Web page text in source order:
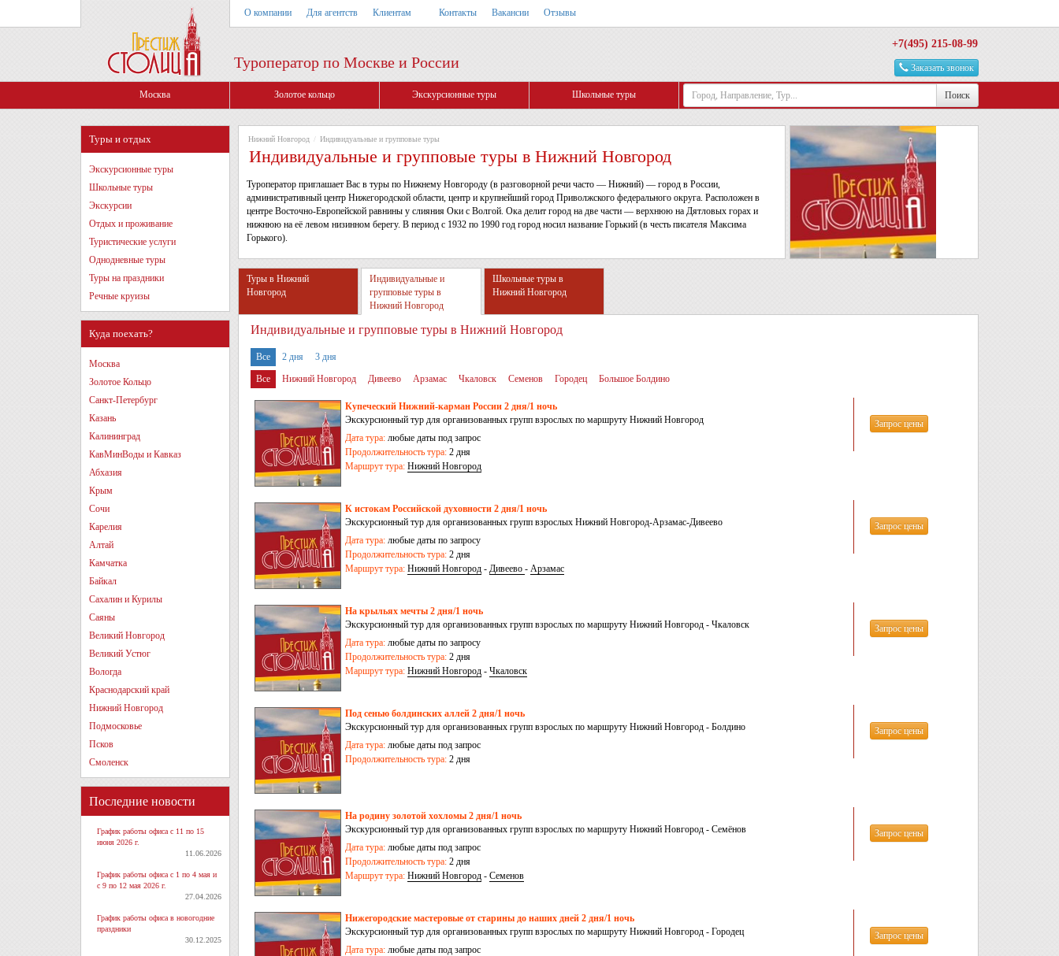
О компании Для агентств Клиентам Контакты Вакансии Отзывы
Туроператор по Москве и России
+7(495) 215-08-99
Заказать звонок
Москва Золотое кольцо Экскурсионные туры Школьные туры Поиск
Туры и отдых
Экскурсионные туры
Школьные туры
Экскурсии
Отдых и проживание
Туристические услуги
Однодневные туры
Туры на праздники
Речные круизы
Куда поехать?
Москва
Золотое Кольцо
Санкт-Петербург
Казань
Калининград
КавМинВоды и Кавказ
Абхазия
Крым
Сочи
Карелия
Алтай
Камчатка
Байкал
Сахалин и Курилы
Саяны
Великий Новгород
Великий Устюг
Вологда
Краснодарский край
Нижний Новгород
Подмосковье
Псков
Смоленск
Последние новости
График работы офиса с 11 по 15
июня 2026 г.
11.06.2026
График работы офиса с 1 по 4 мая и
с 9 по 12 мая 2026 г.
27.04.2026
График работы офиса в новогодние
праздники
30.12.2025
Нижний Новгород / Индивидуальные и групповые туры
Индивидуальные и групповые туры в Нижний Новгород
Туроператор приглашает Вас в туры по Нижнему Новгороду (в разговорной речи часто — Нижний) — город в России,
административный центр Нижегородской области, центр и крупнейший город Приволжского федерального округа. Расположен в
центре Восточно-Европейской равнины у слияния Оки с Волгой. Ока делит город на две части — верхнюю на Дятловых горах и
нижнюю на её левом низинном берегу. В период с 1932 по 1990 год город носил название Горький (в честь писателя Максима
Горького).
Туры в Нижний
Новгород
Индивидуальные и
групповые туры в
Нижний Новгород
Школьные туры в
Нижний Новгород
Индивидуальные и групповые туры в Нижний Новгород
Все 2 дня
3 дня
Все
Нижний Новгород Дивеево Арзамас Чкаловск Семенов Городец Большое Болдино
Купеческий Нижний-карман России 2 дня/1 ночь
Экскурсионный тур для организованных групп взрослых по маршруту Нижний Новгород
Дата тура: любые даты под запрос
Продолжительность тура: 2 дня
Маршрут тура: Нижний Новгород
Запрос цены
К истокам Российской духовности 2 дня/1 ночь
Экскурсионный тур для организованных групп взрослых Нижний Новгород-Арзамас-Дивеево
Дата тура: любые даты по запросу
Продолжительность тура: 2 дня
Маршрут тура: Нижний Новгород - Дивеево - Арзамас
Запрос цены
На крыльях мечты 2 дня/1 ночь
Экскурсионный тур для организованных групп взрослых по маршруту Нижний Новгород - Чкаловск
Дата тура: любые даты по запросу
Продолжительность тура: 2 дня
Маршрут тура: Нижний Новгород - Чкаловск
Запрос цены
Под сенью болдинских аллей 2 дня/1 ночь
Экскурсионный тур для организованных групп взрослых по маршруту Нижний Новгород - Болдино
Дата тура: любые даты под запрос
Продолжительность тура: 2 дня
Запрос цены
На родину золотой хохломы 2 дня/1 ночь
Экскурсионный тур для организованных групп взрослых по маршруту Нижний Новгород - Семёнов
Дата тура: любые даты под запрос
Продолжительность тура: 2 дня
Маршрут тура: Нижний Новгород - Семенов
Запрос цены
Нижегородские мастеровые от старины до наших дней 2 дня/1 ночь
Экскурсионный тур для организованных групп взрослых по маршруту Нижний Новгород - Городец
Дата тура: любые даты под запрос
Запрос цены